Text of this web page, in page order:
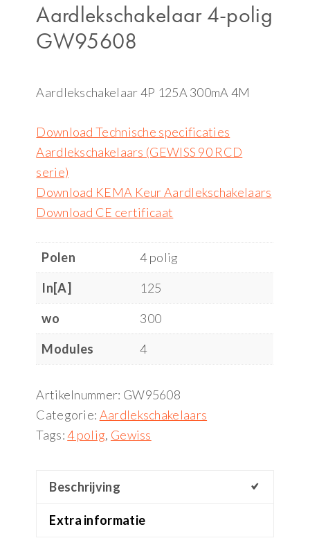
Aardlekschakelaar 4-polig
GW95608
Aardlekschakelaar 4P 125A 300mA 4M
Download Technische specificaties
Aardlekschakelaars (GEWISS 90 RCD
serie)
Download KEMA Keur Aardlekschakelaars
Download CE certificaat
Polen
4 polig
In[A]
125
wo
300
Modules
4
Artikelnummer: GW95608
Categorie: Aardlekschakelaars
Tags:4 polig, Gewiss
Beschrijving
Extra informatie